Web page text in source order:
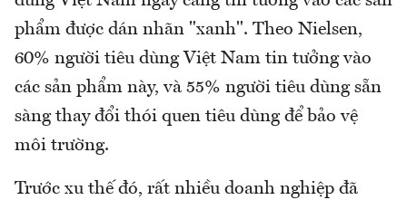
phẩm được dán nhãn "xanh". Theo Nielsen,
60% người tiêu dùng Việt Nam tin tưởng vào
các sản phẩm này, và 55% người tiêu dùng sẵn
sàng thay đổi thói quen tiêu dùng để bảo vệ
môi trường.
Trước xu thế đó, rất nhiều doanh nghiệp đã